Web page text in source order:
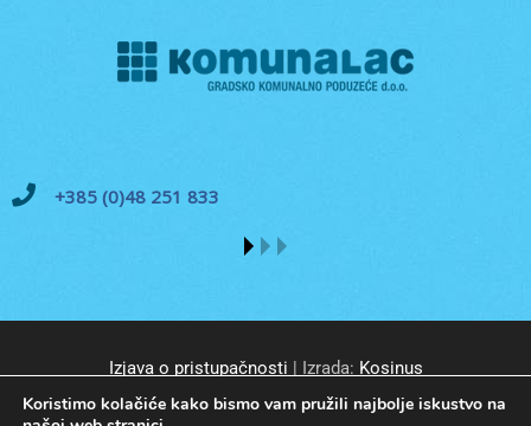
+385 (0)48 251 833
Izjava o pristupačnosti | Izrada: Kosinus
Koristimo kolačiće kako bismo vam pružili najbolje iskustvo na